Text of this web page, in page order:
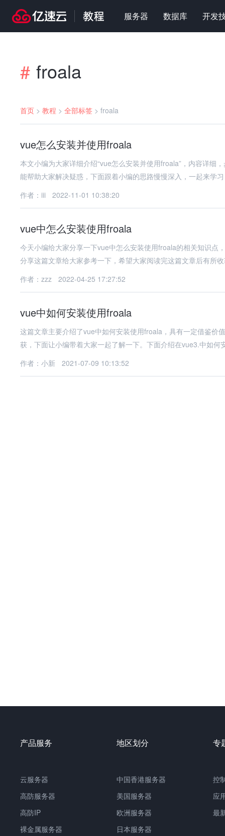
服务器 数据库 开发
# froala
首页 > 教程 > 全部标签 > froala
vue怎么安装并使用froala
本文小编为大家详细介绍“vue怎么安装并使用froala”，内容详细
能帮助大家解决疑惑，下面跟着小编的思路慢慢深入，一起来学习
作者：iii
2022-11-01 10:38:20
vue中怎么安装使用froala
今天小编给大家分享一下vue中怎么安装使用froala的相关知识点
分享这篇文章给大家参考一下，希望大家阅读完这篇文章后有所
作者：zzz
2022-04-25 17:27:52
vue中如何安装使用froala
这篇文章主要介绍了vue中如何安装使用froala，具有一定借鉴价
获，下面让小编带着大家一起了解一下。下面介绍在vue3.中如何
作者：小新
2021-07-09 10:13:52
产品服务
云服务器
高防服务器
高防IP
裸金属服务器
地区划分
中国香港服务器
美国服务器
欧洲服务器
日本服务器
专
控
应
最